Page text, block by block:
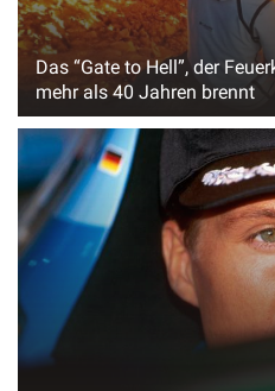
Das “Gate to Hell”, der
mehr als 40 Jahren brennt